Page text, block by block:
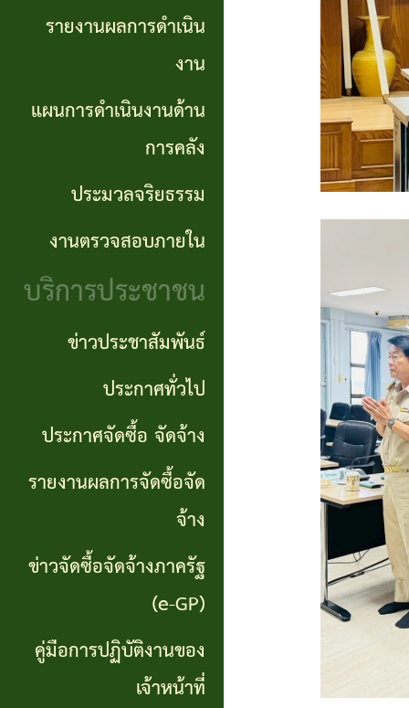
งาน
เจ้า
หน้าที่
การจัดการ
ความรู้
(Knowledge
KM)
การ
บริหาร
จัดการ
เสี่ยง
ท่อง
เที่ยว
งานด้าน
การคลัง
จริยธรรม
งาน
ตรวจ
สอบ
ภายใน
กำลัง
แผน
ส่วน
ตำบล
รายงานผลการดำเนิน
งาน
แผนการดำเนินงานด้าน
การคลัง
ประมวลจริยธรรม
งานตรวจสอบภายใน
บริการประชาชน
ข่าวประชาสัมพันธ์
ประกาศทั่วไป
ประกาศจัดซื้อ จัดจ้าง
รายงานผลการจัดซื้อจัด
จ้าง
ข่าวจัดซื้อจัดจ้างภาครัฐ
(e-GP)
คู่มือการปฏิบัติงานของ
เจ้าหน้าที่